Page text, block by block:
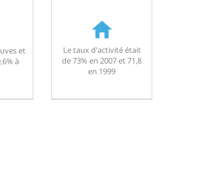
et
à
Le taux d'activité était
de 73% en 2007 et 71,8
en 1999